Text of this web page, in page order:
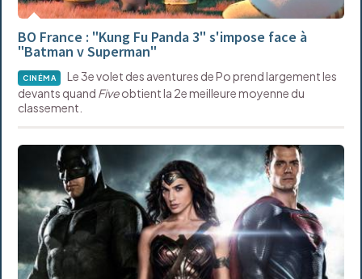
BO France : "Kung Fu Panda 3" s'impose face à
"Batman v Superman"
CINÉMA
Le 3e volet des aventures de Po prend largement les
devants quand Fiveobtient la 2e meilleure moyenne du
classement.